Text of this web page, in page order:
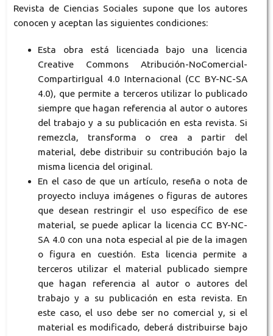
Revista de Ciencias Sociales supone que los autores
conocen y aceptan las siguientes condiciones:
Esta obra está licenciada bajo una licencia
Creative Commons Atribución-NoComercial-
CompartirIgual 4.0 Internacional (CC BY-NC-SA
4.0), que permite a terceros utilizar lo publicado
siempre que hagan referencia al autor o autores
del trabajo y a su publicación en esta revista. Si
remezcla, transforma o crea a partir del
material, debe distribuir su contribución bajo la
misma licencia del original.
En el caso de que un artículo, reseña o nota de
proyecto incluya imágenes o figuras de autores
que desean restringir el uso específico de ese
material, se puede aplicar la licencia CC BY-NC-
SA 4.0 con una nota especial al pie de la imagen
o figura en cuestión. Esta licencia permite a
terceros utilizar el material publicado siempre
que hagan referencia al autor o autores del
trabajo y a su publicación en esta revista. En
este caso, el uso debe ser no comercial y, si el
material es modificado, deberá distribuirse bajo